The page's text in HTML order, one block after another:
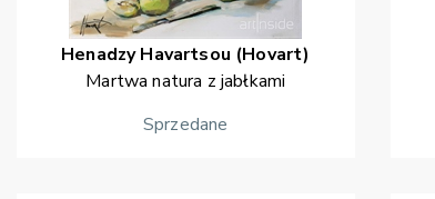
Henadzy Havartsou (Hovart)
Martwa natura z jabłkami
Sprzedane